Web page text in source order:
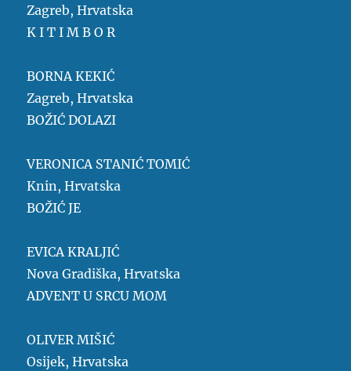
Zagreb, Hrvatska
K I T I M B O R
BORNA KEKIĆ
Zagreb, Hrvatska
BOŽIĆ DOLAZI
VERONICA STANIĆ TOMIĆ
Knin, Hrvatska
BOŽIĆ JE
EVICA KRALJIĆ
Nova Gradiška, Hrvatska
ADVENT U SRCU MOM
OLIVER MIŠIĆ
Osijek, Hrvatska